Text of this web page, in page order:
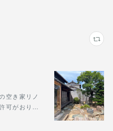
空き家リノ
可がおり…